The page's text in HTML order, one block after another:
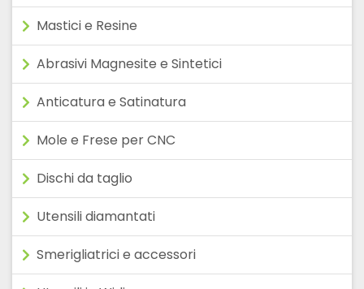
Mastici e Resine
Abrasivi Magnesite e Sintetici
Anticatura e Satinatura
Mole e Frese per CNC
Dischi da taglio
Utensili diamantati
Smerigliatrici e accessori